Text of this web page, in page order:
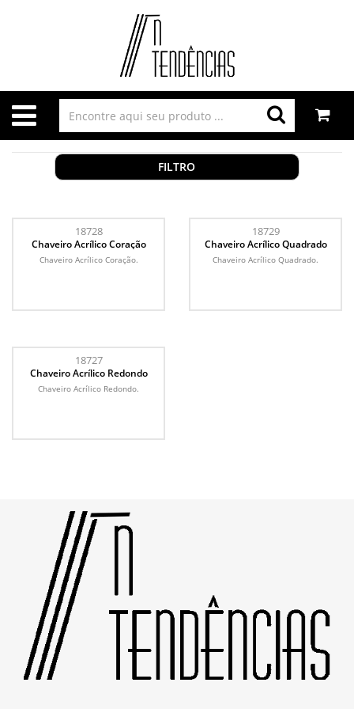
FILTRO
18728
Chaveiro Acrílico Coração
Chaveiro Acrílico Coração.
18729
Chaveiro Acrílico Quadrado
Chaveiro Acrílico Quadrado.
18727
Chaveiro Acrílico Redondo
Chaveiro Acrílico Redondo.